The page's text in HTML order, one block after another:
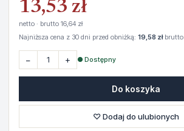
13,53 zł
netto · brutto 16,64 zł
Najniższa cena z 30 dni przed obniżką: 19,58 złbrutto
− + ● Dostępny
Do koszyka
♡ Dodaj do ulubionych